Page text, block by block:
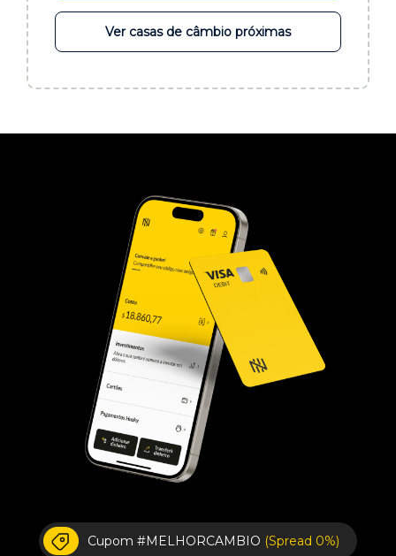
Ver casas de câmbio próximas
Cupom #MELHORCAMBIO (Spread 0%)